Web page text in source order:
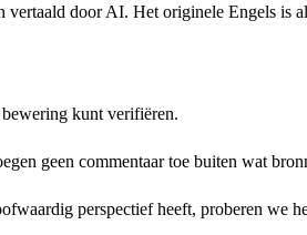
vertaald door AI. Het originele Engels is
kunt verifiëren.
geen commentaar toe buiten wat
perspectief heeft, proberen we